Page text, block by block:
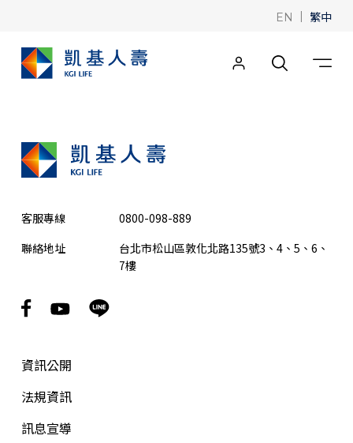
EN | 繁中
客服專線
0800-098-889
聯絡地址
台北市松山區敦化北路135號3、4、5、6、
7樓
資訊公開
法規資訊
訊息宣導